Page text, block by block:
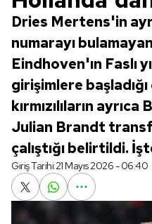
Dries Mertens'in
numarayı
Eindhoven'ın Faslı
girişimlere
kırmızılıların
Julian Brandt
çalıştığı belirtildi.
Giriş Tarihi:21 Mayıs 2026 - 06:40